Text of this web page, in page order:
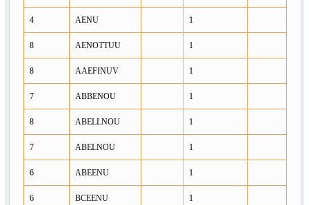
4 AENU 1
8 AENOTTUU 1
8 AAEFINUV 1
7 ABBENOU 1
8 ABELLNOU 1
7 ABELNOU 1
6 ABEENU 1
6 BCEENU 1